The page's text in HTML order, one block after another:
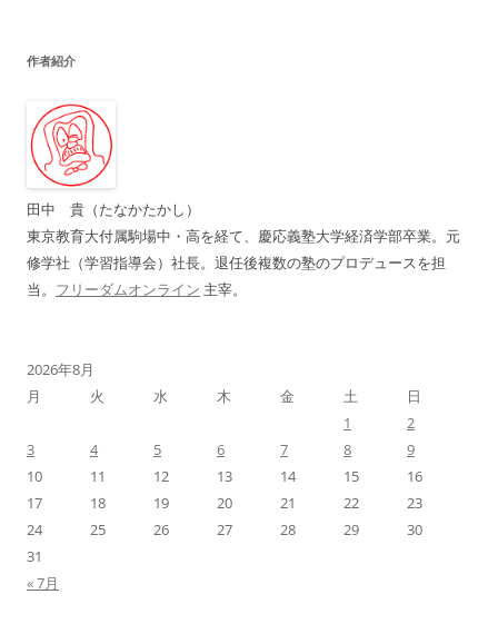
ビ
ー
シ
ョ
ン
作者紹介
田中 貴（たなかたかし）
東京教育大付属駒場中・高を経て、慶応義塾大学経済学部卒業。元
修学社（学習指導会）社長。退任後複数の塾のプロデュースを担
当。 フリーダムオンライン 主宰。
2026年8月
月
火 水 木 金 土
日
1
2
3
4 5 6 7 8
9
10
11 12 13 14 15
16
17
18 19 20 21 22
23
24
25 26 27 28 29
30
31
« 7月